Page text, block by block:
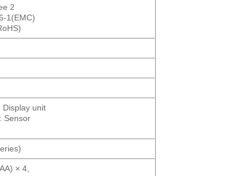
2
1(EMC)
Display unit
Sensor
× 4,